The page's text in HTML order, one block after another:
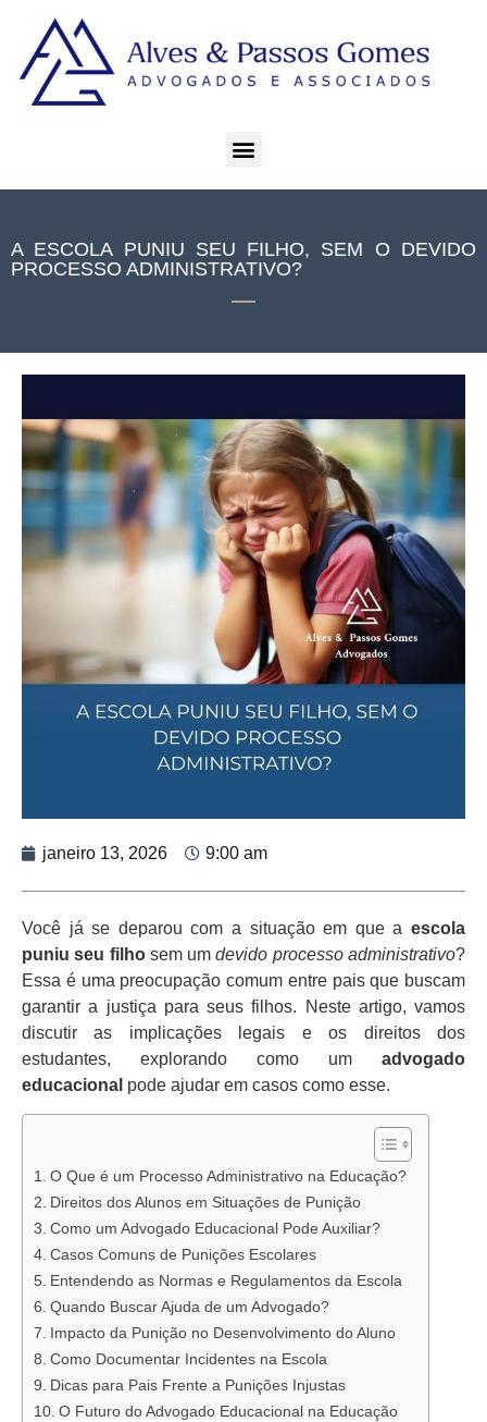
A ESCOLA PUNIU SEU FILHO, SEM O DEVIDO
PROCESSO ADMINISTRATIVO?
janeiro 13, 2026 9:00 am
Você já se deparou com a situação em que a escola
puniu seu filhosem umdevido processo administrativo?
Essa é uma preocupação comum entre pais que buscam
garantir a justiça para seus filhos. Neste artigo, vamos
discutir as implicações legais e os direitos dos
estudantes, explorando como um advogado
educacional pode ajudar em casos como esse.
O Que é um Processo Administrativo na Educação?
Direitos dos Alunos em Situações de Punição
Como um Advogado Educacional Pode Auxiliar?
Casos Comuns de Punições Escolares
Entendendo as Normas e Regulamentos da Escola
Quando Buscar Ajuda de um Advogado?
Impacto da Punição no Desenvolvimento do Aluno
Como Documentar Incidentes na Escola
Dicas para Pais Frente a Punições Injustas
O Futuro do Advogado Educacional na Educação